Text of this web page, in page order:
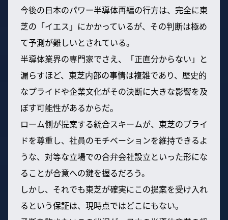
今後の日本のパワー半導体再編の行方は、完全に東
芝の「イエス」にかかっているが、その判断は極め
て予測が難しいとされている。
半導体業界の専門家でさえ、「正直分からない」と
漏らすほど、東芝内部の事情は複雑であり、歴史的
なプライドや企業文化がその決断に大きな影響を及
ぼす可能性があるからだ。
ローム側が提案する統合スキームが、東芝のプライ
ドを尊重し、社員のモチベーションを維持できるよ
うな、対等な立場での合弁会社設立といった形にな
ることが合意への鍵を握るだろう。
しかし、それでも東芝が確実にこの提案を受け入れ
るという保証は、現時点ではどこにもない。